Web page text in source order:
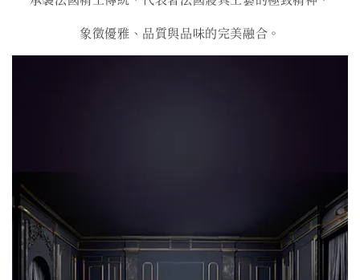
象徵優雅、品質與品味的完美融合。